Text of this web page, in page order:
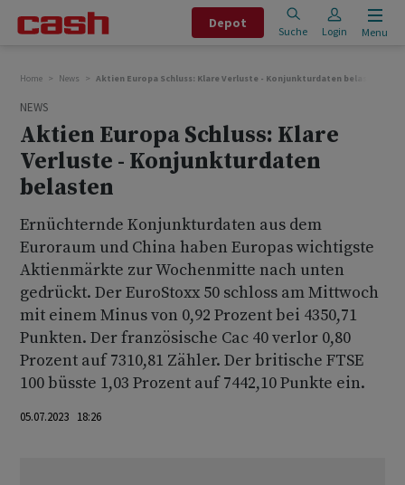
Depot
Suche Login Menu
Home News Aktien Europa Schluss: Klare Verluste - Konjunkturdaten belasten
NEWS
Aktien Europa Schluss: Klare
Verluste - Konjunkturdaten
belasten
Ernüchternde Konjunkturdaten aus dem
Euroraum und China haben Europas wichtigste
Aktienmärkte zur Wochenmitte nach unten
gedrückt. Der EuroStoxx 50 schloss am Mittwoch
mit einem Minus von 0,92 Prozent bei 4350,71
Punkten. Der französische Cac 40 verlor 0,80
Prozent auf 7310,81 Zähler. Der britische FTSE
100 büsste 1,03 Prozent auf 7442,10 Punkte ein.
05.07.2023 18:26